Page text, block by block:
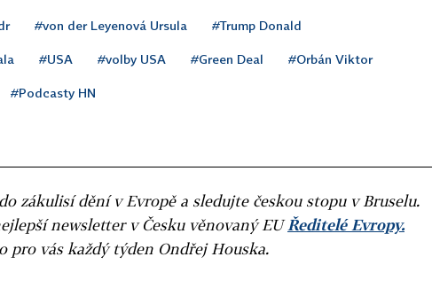
#von der Leyenová Ursula #Trump Donald
#USA #volby USA #Green Deal #Orbán Viktor
#Podcasty HN
zákulisí dění v Evropě a sledujte českou stopu v Bruselu.
newsletter v Česku věnovaný EUŘeditelé Evropy.
pro vás každý týden Ondřej Houska.